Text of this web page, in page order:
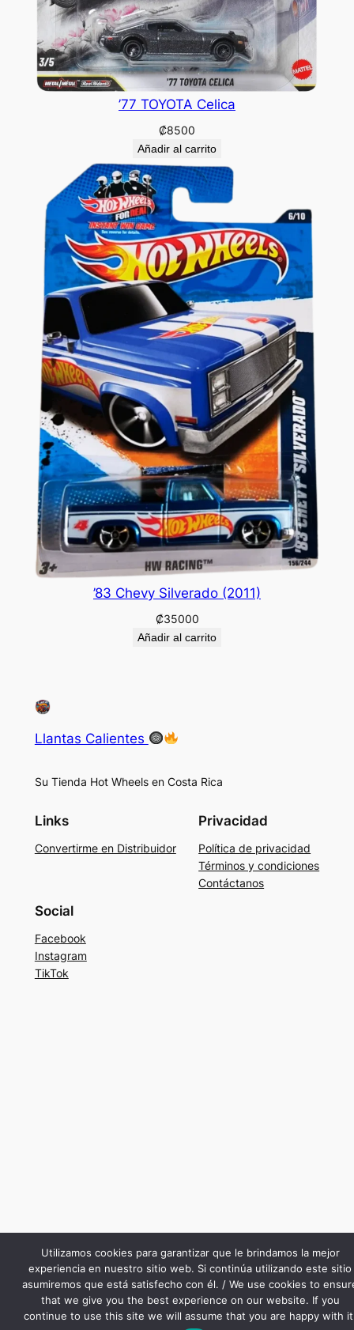
’77 TOYOTA Celica
₡8500
Añadir al carrito
’83 Chevy Silverado (2011)
₡35000
Añadir al carrito
Llantas Calientes
Su Tienda Hot Wheels en Costa Rica
Links
Convertirme en Distribuidor
Privacidad
Política de privacidad
Términos y condiciones
Contáctanos
Social
Facebook
Instagram
TikTok
Utilizamos cookies para garantizar que le brindamos la mejor
experiencia en nuestro sitio web. Si continúa utilizando este sitio
asumiremos que está satisfecho con él. / We use cookies to
that we give you the best experience on our website. If you
continue to use this site we will assume that you are happy with